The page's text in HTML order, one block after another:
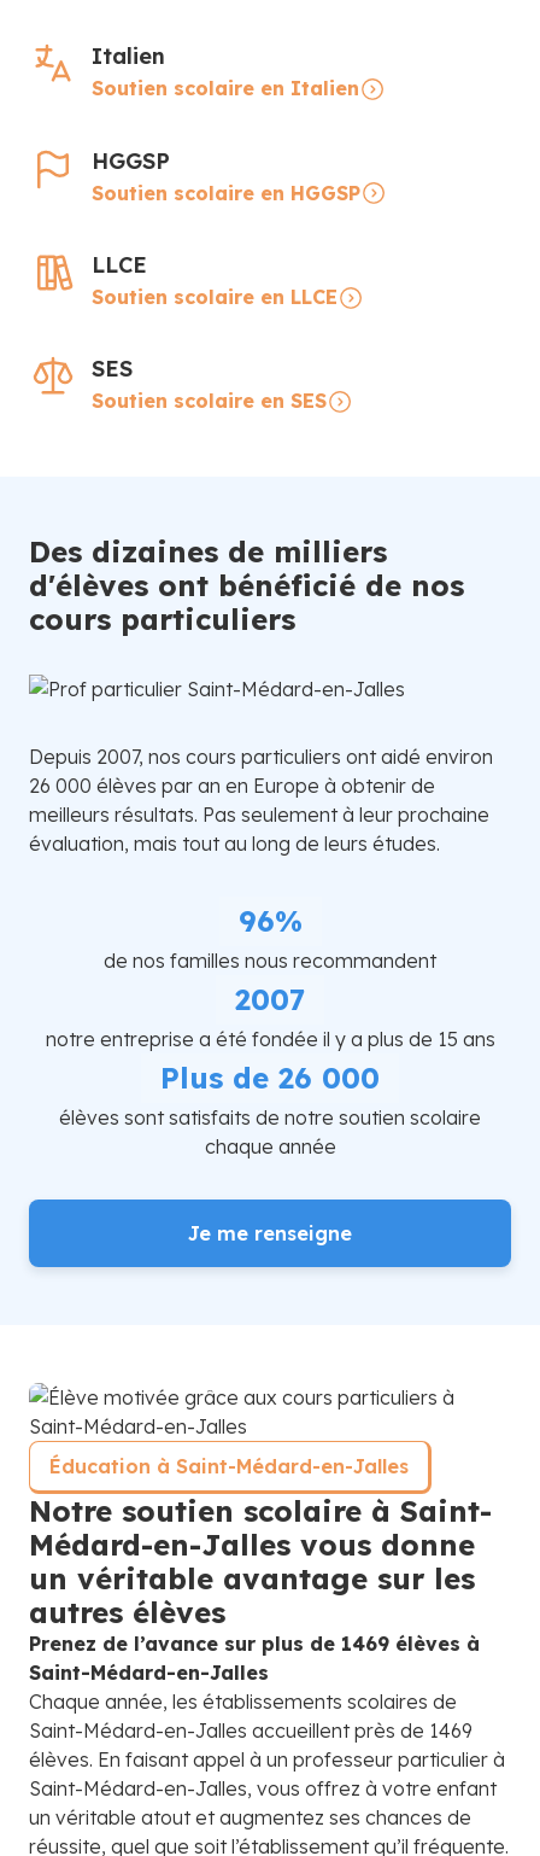
Italien
Soutien scolaire en Italien
HGGSP
Soutien scolaire en HGGSP
LLCE
Soutien scolaire en LLCE
SES
Soutien scolaire en SES
Des dizaines de milliers
d'élèves ont bénéficié de nos
cours particuliers
Depuis 2007, nos cours particuliers ont aidé environ
26 000 élèves par an en Europe à obtenir de
meilleurs résultats. Pas seulement à leur prochaine
évaluation, mais tout au long de leurs études.
96%
de nos familles nous recommandent
2007
notre entreprise a été fondée il y a plus de 15 ans
Plus de 26 000
élèves sont satisfaits de notre soutien scolaire
chaque année
Je me renseigne
Éducation à Saint-Médard-en-Jalles
Notre soutien scolaire à Saint-
Médard-en-Jalles vous donne
un véritable avantage sur les
autres élèves
Prenez de l’avance sur plus de 1469 élèves à
Saint-Médard-en-Jalles
Chaque année, les établissements scolaires de
Saint-Médard-en-Jalles accueillent près de 1469
élèves. En faisant appel à un professeur particulier à
Saint-Médard-en-Jalles, vous offrez à votre enfant
un véritable atout et augmentez ses chances de
réussite, quel que soit l’établissement qu’il fréquente.